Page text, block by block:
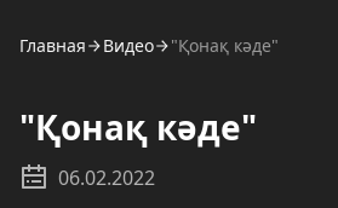
Главная Видео "Қонақ кәде"
"Қонақ кәде"
06.02.2022